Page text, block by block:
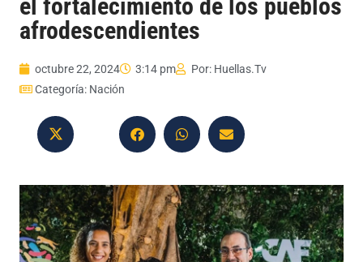
el fortalecimiento de los pueblos
afrodescendientes
octubre 22, 2024 3:14 pm Por: Huellas.Tv
Categoría: Nación